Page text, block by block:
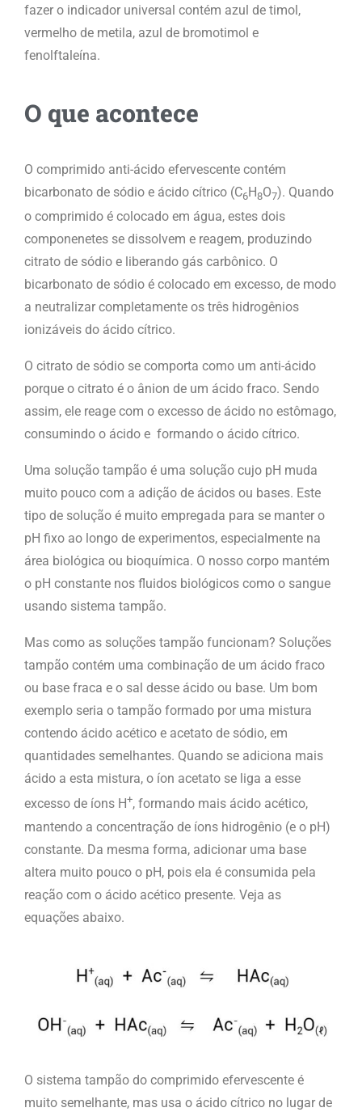
fazer o indicador universal contém azul de timol,
vermelho de metila, azul de bromotimol e
fenolftaleína.
O que acontece
O comprimido anti-ácido efervescente contém
bicarbonato de sódio e ácido cítrico (C6H8O7). Quando
o comprimido é colocado em água, estes dois
componenetes se dissolvem e reagem, produzindo
citrato de sódio e liberando gás carbônico. O
bicarbonato de sódio é colocado em excesso, de modo
a neutralizar completamente os três hidrogênios
ionizáveis do ácido cítrico.
O citrato de sódio se comporta como um anti-ácido
porque o citrato é o ânion de um ácido fraco. Sendo
assim, ele reage com o excesso de ácido no estômago,
consumindo o ácido e formando o ácido cítrico.
Uma solução tampão é uma solução cujo pH muda
muito pouco com a adição de ácidos ou bases. Este
tipo de solução é muito empregada para se manter o
pH fixo ao longo de experimentos, especialmente na
área biológica ou bioquímica. O nosso corpo mantém
o pH constante nos fluidos biológicos como o sangue
usando sistema tampão.
Mas como as soluções tampão funcionam? Soluções
tampão contém uma combinação de um ácido fraco
ou base fraca e o sal desse ácido ou base. Um bom
exemplo seria o tampão formado por uma mistura
contendo ácido acético e acetato de sódio, em
quantidades semelhantes. Quando se adiciona mais
ácido a esta mistura, o íon acetato se liga a esse
excesso de íons H+, formando mais ácido acético,
mantendo a concentração de íons hidrogênio (e o pH)
constante. Da mesma forma, adicionar uma base
altera muito pouco o pH, pois ela é consumida pela
reação com o ácido acético presente. Veja as
equações abaixo.
O sistema tampão do comprimido efervescente é
muito semelhante, mas usa o ácido cítrico no lugar de